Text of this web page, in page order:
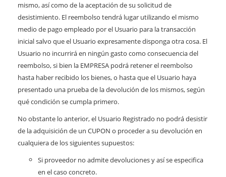
mismo, así como de la aceptación de su solicitud de
desistimiento. El reembolso tendrá lugar utilizando el mismo
medio de pago empleado por el Usuario para la transacción
inicial salvo que el Usuario expresamente disponga otra cosa. El
Usuario no incurrirá en ningún gasto como consecuencia del
reembolso, si bien la EMPRESA podrá retener el reembolso
hasta haber recibido los bienes, o hasta que el Usuario haya
presentado una prueba de la devolución de los mismos, según
qué condición se cumpla primero.
No obstante lo anterior, el Usuario Registrado no podrá desistir
de la adquisición de un CUPON o proceder a su devolución en
cualquiera de los siguientes supuestos:
Si proveedor no admite devoluciones y así se especifica
en el caso concreto.